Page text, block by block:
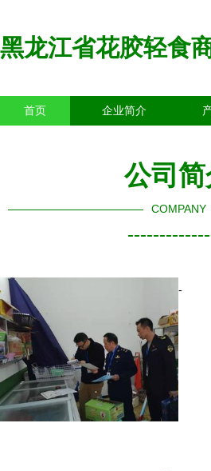
黑龙江省花胶轻食
首页 企业简介
公司
COMPANY
-